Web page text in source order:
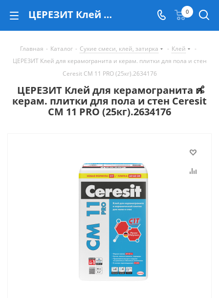
ЦЕРЕЗИТ Клей для керамогранита и керам. плитки для пола и стен Сeresit CM 11 PRO (25кг).2634176 - купить в Екатеринбурге 0
Главная - Каталог - Сухие смеси, клей, затирка - Клей
-
ЦЕРЕЗИТ Клей для керамогранита и керам. плитки для пола и стен
Сeresit CM 11 PRO (25кг).2634176
ЦЕРЕЗИТ Клей для керамогранита и
керам. плитки для пола и стен Сeresit
CM 11 PRO (25кг).2634176